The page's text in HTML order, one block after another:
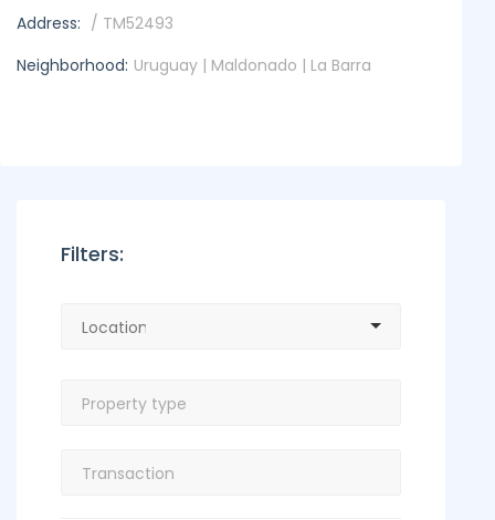
Address: / TM52493
Neighborhood: Uruguay | Maldonado | La Barra
Filters: